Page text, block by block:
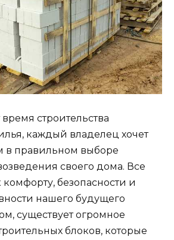
строительства
каждый владелец хочет
в правильном выборе
своего дома. Все
безопасности и
нашего будущего
существует огромное
блоков, которые